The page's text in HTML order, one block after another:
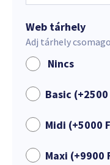
Web tárhely
Adj tárhely
Nincs
Basic (+2500
Midi (+5000
Maxi (+9900